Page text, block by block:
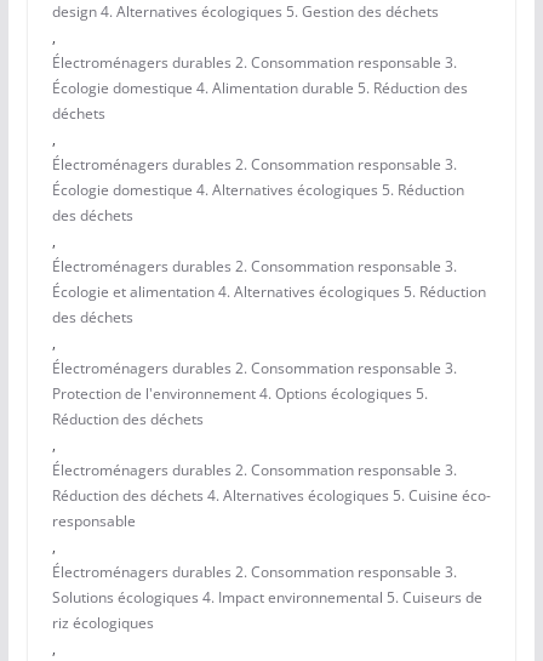
design 4. Alternatives écologiques 5. Gestion des déchets
,
Électroménagers durables 2. Consommation responsable 3.
Écologie domestique 4. Alimentation durable 5. Réduction des
déchets
,
Électroménagers durables 2. Consommation responsable 3.
Écologie domestique 4. Alternatives écologiques 5. Réduction
des déchets
,
Électroménagers durables 2. Consommation responsable 3.
Écologie et alimentation 4. Alternatives écologiques 5. Réduction
des déchets
,
Électroménagers durables 2. Consommation responsable 3.
Protection de l'environnement 4. Options écologiques 5.
Réduction des déchets
,
Électroménagers durables 2. Consommation responsable 3.
Réduction des déchets 4. Alternatives écologiques 5. Cuisine éco-
responsable
,
Électroménagers durables 2. Consommation responsable 3.
Solutions écologiques 4. Impact environnemental 5. Cuiseurs de
riz écologiques
,